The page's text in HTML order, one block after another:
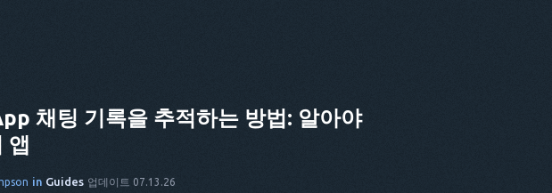
채팅 기록을 추적하는 방법: 알아야
앱
in Guides 업데이트 07.13.26